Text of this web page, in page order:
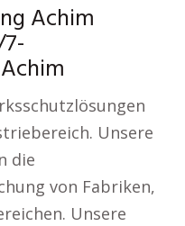
Achim
Unsere
die
von Fabriken,
Unsere